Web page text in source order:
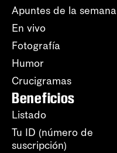
Apuntes de la semana
En vivo
Fotografía
Humor
Crucigramas
Beneficios
Listado
Tu ID (número de
suscripción)